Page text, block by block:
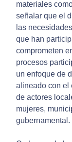
materiales
señalar que el
las
que han
comprometen
procesos
un enfoque de
alineado con el
de actores
mujeres,
gubernamental.